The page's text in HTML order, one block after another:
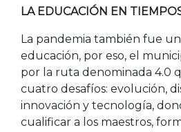
LA EDUCACIÓN EN
La pandemia también fue
educación, por eso, el
por la ruta denominada 4.0
cuatro desafíos: evolución,
innovación y tecnología,
cualificar a los maestros,